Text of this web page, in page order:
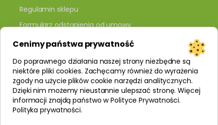
Regulamin sklepu
Formularz odstąpienia od umowy
Polityka prywatności i plików cookies
Cenimy państwa prywatność
Do poprawnego działania naszej strony niezbędne są
niektóre pliki cookies. Zachęcamy również do wyrażenia
zgody na użycie plików cookie narzędzi analitycznych.
Dzięki nim możemy nieustannie ulepszać stronę. Więcej
informacji znajdą państwo w Polityce Prywatności.
Polityka prywatności.